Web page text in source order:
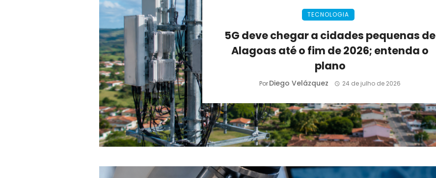
TECNOLOGIA
5G deve chegar a cidades pequenas de
Alagoas até o fim de 2026; entenda o
plano
PorDiego Velázquez 24 de julho de 2026